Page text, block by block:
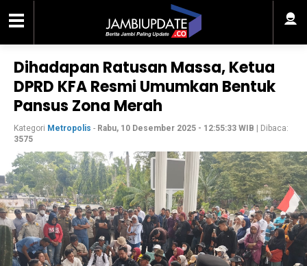
Dihadapan Ratusan Massa, Ketua
DPRD KFA Resmi Umumkan Bentuk
Pansus Zona Merah
Kategori Metropolis - Rabu, 10 Desember 2025 - 12:55:33 WIB | Dibaca:
3575